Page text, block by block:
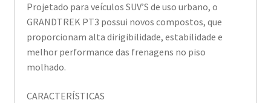
Projetado para veículos SUV’S de uso urbano, o
GRANDTREK PT3 possui novos compostos, que
proporcionam alta dirigibilidade, estabilidade e
melhor performance das frenagens no piso
molhado.
CARACTERÍSTICAS